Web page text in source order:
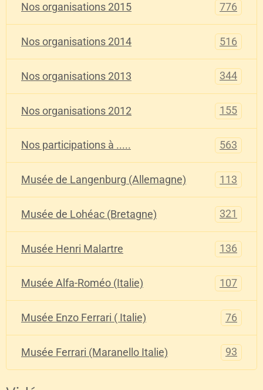
Nos organisations 2015 776
Nos organisations 2014 516
Nos organisations 2013 344
Nos organisations 2012 155
Nos participations à ..... 563
Musée de Langenburg (Allemagne) 113
Musée de Lohéac (Bretagne) 321
Musée Henri Malartre 136
Musée Alfa-Roméo (Italie) 107
Musée Enzo Ferrari ( Italie) 76
Musée Ferrari (Maranello Italie) 93